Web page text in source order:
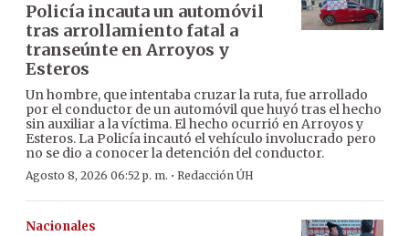
Policía incauta un automóvil
tras arrollamiento fatal a
transeúnte en Arroyos y
Esteros
Un hombre, que intentaba cruzar la ruta, fue arrollado
por el conductor de un automóvil que huyó tras el hecho
sin auxiliar a la víctima. El hecho ocurrió en Arroyos y
Esteros. La Policía incautó el vehículo involucrado pero
no se dio a conocer la detención del conductor.
Agosto 8, 2026 06:52 p. m. · Redacción ÚH
Nacionales